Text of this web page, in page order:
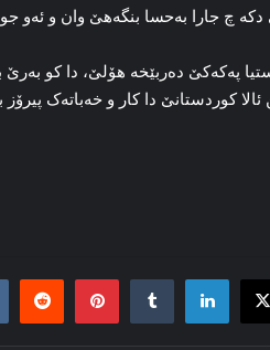
چ جارا به‌حسا بنگه‌هێ وان و ئه‌و
پەکەکێ ده‌ربێخه‌ هۆلێ‌، دا کو به‌رێ
کوردستانێ دا کار و خه‌باته‌ک پیرۆز
X
LinkedIn
Tumblr